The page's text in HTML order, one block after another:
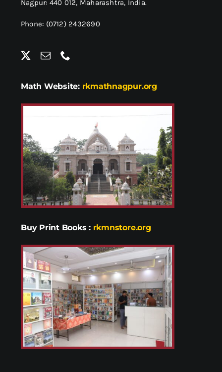
शास्त्र ग्रन्थ
अन्य प्रवर्ग
Nagpur: 440 012, Maharashtra, India.
Phone: (0712) 2432690
Math Website: rkmathnagpur.org
Buy Print Books : rkmnstore.org